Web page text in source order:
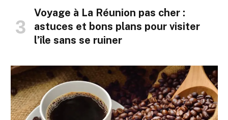
Voyage à La Réunion pas cher :
astuces et bons plans pour visiter
l’île sans se ruiner